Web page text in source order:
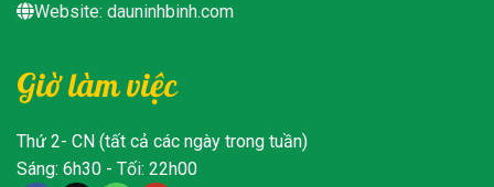
Website: dauninhbinh.com
Giờ làm việc
Thứ 2- CN (tất cả các ngày trong tuần)
Sáng: 6h30 - Tối: 22h00